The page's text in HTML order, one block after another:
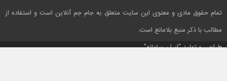
تمام حقوق مادی و معنوی این سایت متعلق به جام جم آنلاین است و استفاده از
مطالب با ذکر منبع بلامانع است.
طراحی و تولید"ایران سامانه"